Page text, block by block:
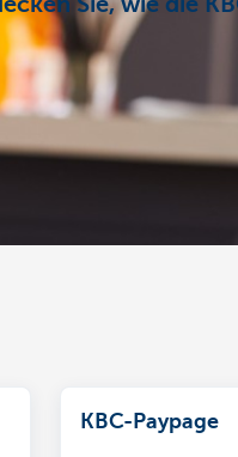
Sie, wie die
KBC-Paypage